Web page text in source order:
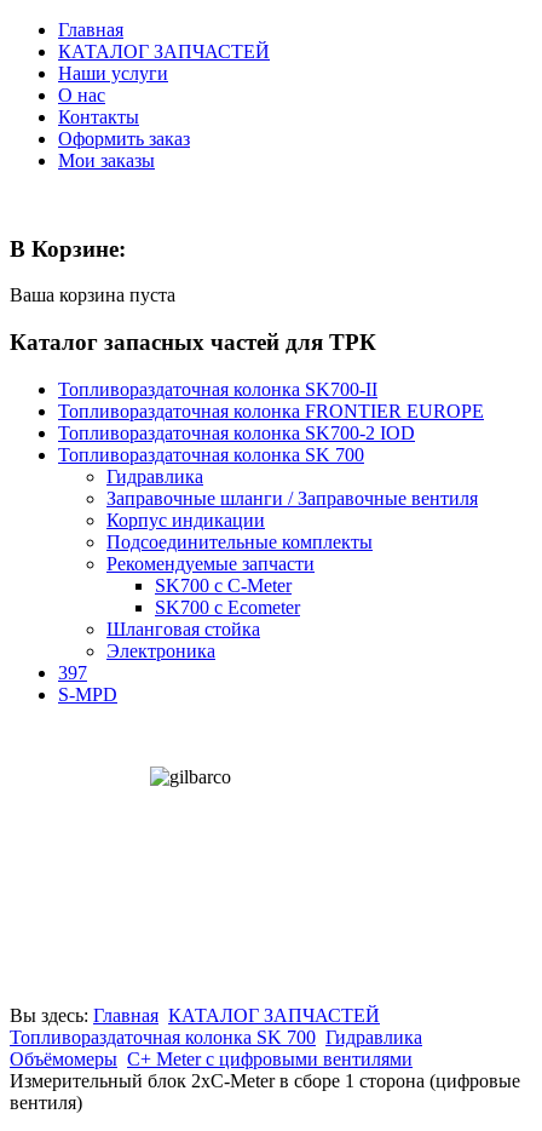
Главная
КАТАЛОГ ЗАПЧАСТЕЙ
Наши услуги
О нас
Контакты
Оформить заказ
Мои заказы
В Корзине:
Ваша корзина пуста
Каталог запасных частей для ТРК
Топливораздаточная колонка SK700-II
Топливораздаточная колонка FRONTIER EUROPE
Топливораздаточная колонка SK700-2 IOD
Топливораздаточная колонка SK 700
Гидравлика
Заправочные шланги / Заправочные вентиля
Корпус индикации
Подсоединительные комплекты
Рекомендуемые запчасти
SK700 c C-Meter
SK700 c Ecometer
Шланговая стойка
Электроника
397
S-MPD
Вы здесь: Главная КАТАЛОГ ЗАПЧАСТЕЙ
Топливораздаточная колонка SK 700 Гидравлика
Объёмомеры C+ Meter с цифровыми вентилями
Измерительный блок 2хC-Meter в сборе 1 сторона (цифровые
вентиля)